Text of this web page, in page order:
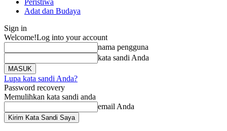
Peristiwa
Adat dan Budaya
Sign in
Welcome!Log into your account
nama pengguna
kata sandi Anda
Lupa kata sandi Anda?
Password recovery
Memulihkan kata sandi anda
email Anda